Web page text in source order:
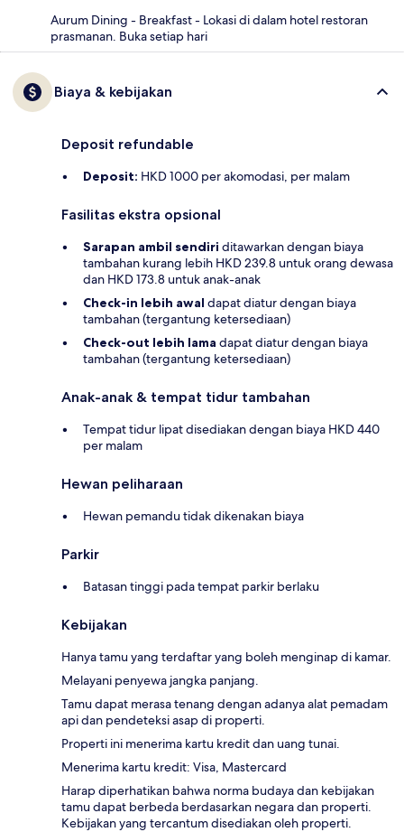
Aurum Dining - Breakfast - Lokasi di dalam hotel restoran
prasmanan. Buka setiap hari
Biaya & kebijakan
Deposit refundable
Deposit: HKD 1000 per akomodasi, per malam
Fasilitas ekstra opsional
Sarapan ambil sendiri ditawarkan dengan biaya
tambahan kurang lebih HKD 239.8 untuk orang dewasa
dan HKD 173.8 untuk anak-anak
Check-in lebih awal dapat diatur dengan biaya
tambahan (tergantung ketersediaan)
Check-out lebih lama dapat diatur dengan biaya
tambahan (tergantung ketersediaan)
Anak-anak & tempat tidur tambahan
Tempat tidur lipat disediakan dengan biaya HKD 440
per malam
Hewan peliharaan
Hewan pemandu tidak dikenakan biaya
Parkir
Batasan tinggi pada tempat parkir berlaku
Kebijakan
Hanya tamu yang terdaftar yang boleh menginap di kamar.
Melayani penyewa jangka panjang.
Tamu dapat merasa tenang dengan adanya alat pemadam
api dan pendeteksi asap di properti.
Properti ini menerima kartu kredit dan uang tunai.
Menerima kartu kredit: Visa, Mastercard
Harap diperhatikan bahwa norma budaya dan kebijakan
tamu dapat berbeda berdasarkan negara dan properti.
Kebijakan yang tercantum disediakan oleh properti.